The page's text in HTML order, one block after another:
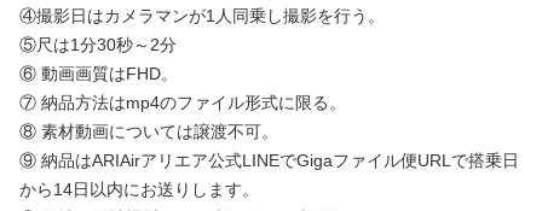
④撮影日はカメラマンが1人同乗し撮影を行う。
⑤尺は1分30秒～2分
⑥ 動画画質はFHD。
⑦ 納品方法はmp4のファイル形式に限る。
⑧ 素材動画については譲渡不可。
⑨ 納品はARIAirアリエア公式LINEでGigaファイル便URLで搭乗日
から14日以内にお送りします。